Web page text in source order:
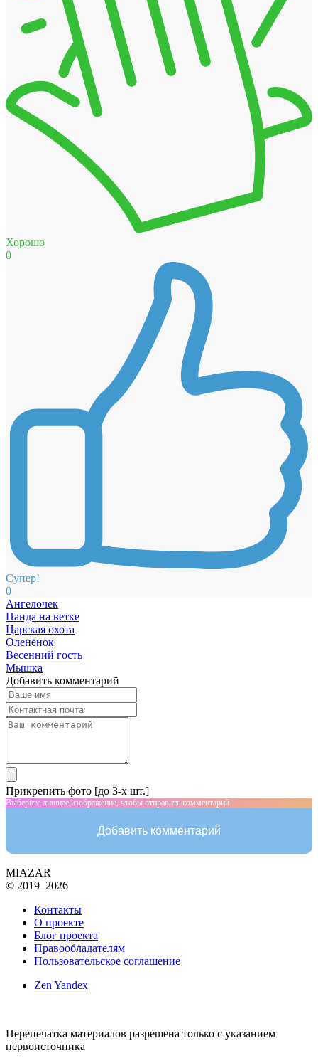
Хорошо
0
Супер!
0
Ангелочек
Панда на ветке
Царская охота
Оленёнок
Весенний гость
Мышка
Добавить комментарий
Прикрепить фото [до 3-х шт.]
Выберите лишнее изображение, чтобы отправить комментарий
Добавить комментарий
MIAZAR
© 2019–2026
Контакты
О проекте
Блог проекта
Правообладателям
Пользовательское соглашение
Zen Yandex
Перепечатка материалов разрешена только с указанием
первоисточника